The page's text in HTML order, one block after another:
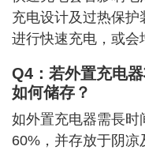
充电设计及过热保
进行快速充电，或会
Q4：若外置充电
如何储存？
如外置充电器需⾧时
60%，并存放于阴凉